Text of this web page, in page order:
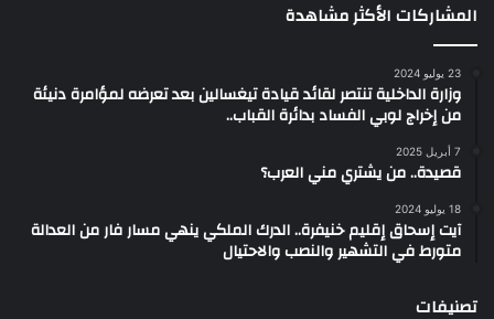
المشاركات الأكثر مشاهدة
23 يوليو 2024
وزارة الداخلية تنتصر لقائد قيادة تيغسالين بعد تعرضه لمؤامرة دنيئة
من إخراج لوبي الفساد بدائرة القباب..
7 أبريل 2025
قصيدة.. من يشتري مني العرب؟
18 يوليو 2024
آيت إسحاق إقليم خنيفرة.. الدرك الملكي ينهي مسار فار من العدالة
متورط في التشهير والنصب والاحتيال
تصنيفات